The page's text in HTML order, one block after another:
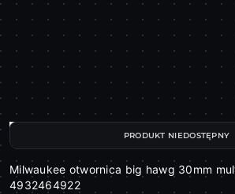
Milwaukee otwornica big hawg 30mm
4932464922
PRODUKT NIEDOSTĘPNY